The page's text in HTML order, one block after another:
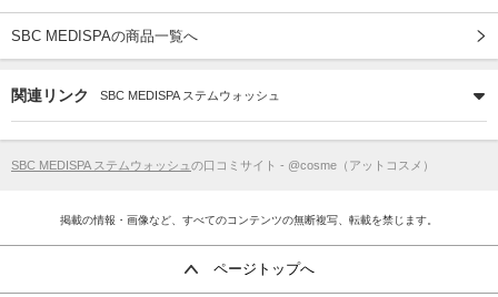
SBC MEDISPAの商品一覧へ
関連リンク SBC MEDISPA ステムウォッシュ
SBC MEDISPA ステムウォッシュ の口コミサイト - @cosme（アットコスメ）
掲載の情報・画像など、すべてのコンテンツの無断複写、転載を禁じます。
ページトップへ